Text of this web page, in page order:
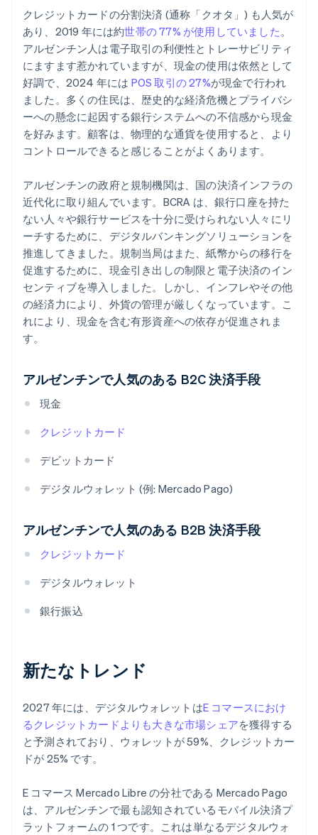
クレジットカードの分割決済 (通称「クオタ」) も人気が
あり、2019 年には約世帯の 77% が使用していました。
アルゼンチン人は電子取引の利便性とトレーサビリティ
にますます惹かれていますが、現金の使用は依然として
好調で、2024 年には POS 取引の 27%が現金で行われ
ました。多くの住民は、歴史的な経済危機とプライバシ
ーへの懸念に起因する銀行システムへの不信感から現金
を好みます。顧客は、物理的な通貨を使用すると、より
コントロールできると感じることがよくあります。
アルゼンチンの政府と規制機関は、国の決済インフラの
近代化に取り組んでいます。BCRA は、銀行口座を持た
ない人々や銀行サービスを十分に受けられない人々にリ
ーチするために、デジタルバンキングソリューションを
推進してきました。規制当局はまた、紙幣からの移行を
促進するために、現金引き出しの制限と電子決済のイン
センティブを導入しました。しかし、インフレやその他
の経済力により、外貨の管理が厳しくなっています。こ
れにより、現金を含む有形資産への依存が促進されま
す。
アルゼンチンで人気のある B2C 決済手段
現金
クレジットカード
デビットカード
デジタルウォレット (例: Mercado Pago)
アルゼンチンで人気のある B2B 決済手段
クレジットカード
デジタルウォレット
銀行振込
新たなトレンド
2027 年には、デジタルウォレットはE コマースにおけ
るクレジットカードよりも大きな市場シェアを獲得する
と予測されており、ウォレットが 59%、クレジットカー
ドが 25% です。
E コマース Mercado Libre の分社である Mercado Pago
は、アルゼンチンで最も認知されているモバイル決済プ
ラットフォームの 1 つです。これは単なるデジタルウォ